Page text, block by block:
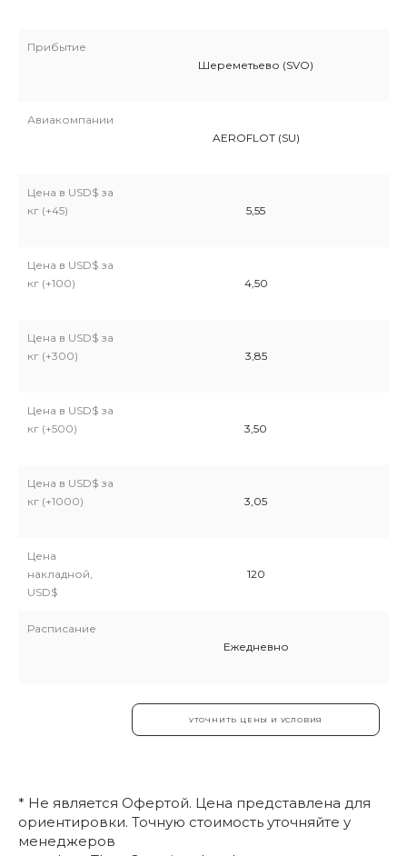
Прибытие
Авиакомпании
Цена в USD$ за
кг (+45)
Цена в USD$ за
кг (+100)
Цена в USD$ за
кг (+300)
Цена в USD$ за
кг (+500)
Цена в USD$ за
кг (+1000)
Цена
накладной,
USD$
Расписание
Шереметьево (SVO)
AEROFLOT (SU)
5,55
4,50
3,85
3,50
3,05
120
Ежедневно
УТОЧНИТЬ ЦЕНЫ И УСЛОВИЯ
* Не является Офертой. Цена представлена для
ориентировки. Точную стоимость уточняйте у
менеджеров